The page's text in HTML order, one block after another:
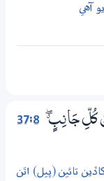
آهي
37:8
كُلِّ جَانِبٍ ڰ
تائين (پيل) اٿن